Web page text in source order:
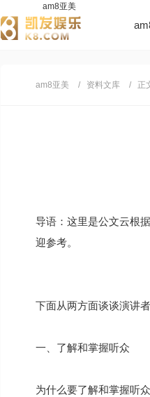
am8亚美
am8亚美 资料文库 正
导语：这里是公文云根
迎参考。
下面从两方面谈谈演讲
一、了解和掌握听众
为什么要了解和掌握听